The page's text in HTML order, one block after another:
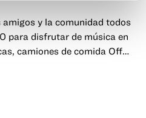
y la comunidad todos
para disfrutar de música en
camiones de comida Off
una